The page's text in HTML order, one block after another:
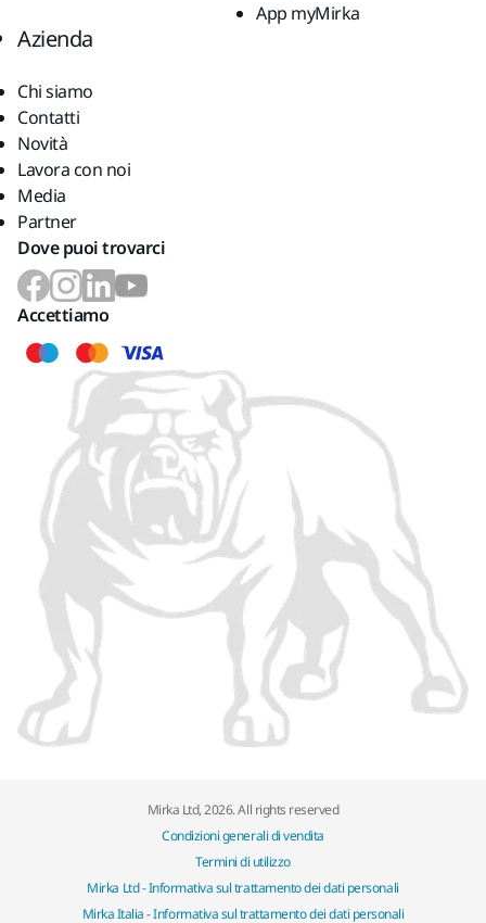
App myMirka
Azienda
Chi siamo
Contatti
Novità
Lavora con noi
Media
Partner
Dove puoi trovarci
Accettiamo
Mirka Ltd, 2026. All rights reserved
Condizioni generali di vendita
Termini di utilizzo
Mirka Ltd - Informativa sul trattamento dei dati personali
Mirka Italia - Informativa sul trattamento dei dati personali